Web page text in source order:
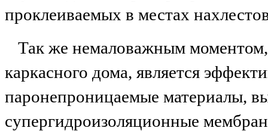
проклеиваемых в местах
Так же немаловажным моментом,
каркасного дома, является
паронепроницаемые материалы,
супергидроизоляционные